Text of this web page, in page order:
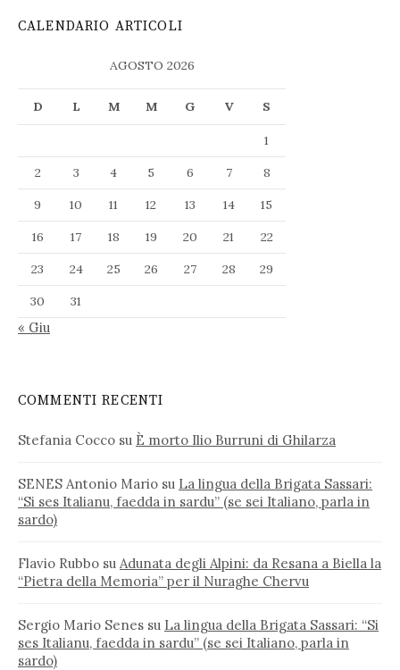
CALENDARIO ARTICOLI
AGOSTO 2026
D L M M G V S
1
2
3 4 5 6 7
8
9
10 11 12 13 14
15
16
17 18 19 20 21
22
23
24 25 26 27 28
29
30
31
« Giu
COMMENTI RECENTI
Stefania Cocco su È morto Ilio Burruni di Ghilarza
SENES Antonio Mario su La lingua della Brigata Sassari:
“Si ses Italianu, faedda in sardu” (se sei Italiano, parla in
sardo)
Flavio Rubbo su Adunata degli Alpini: da Resana a Biella la
“Pietra della Memoria” per il Nuraghe Chervu
Sergio Mario Senes su La lingua della Brigata Sassari: “Si
ses Italianu, faedda in sardu” (se sei Italiano, parla in
sardo)